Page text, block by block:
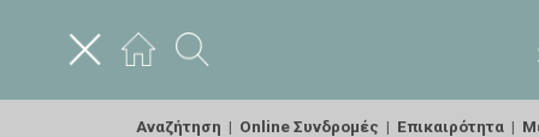
Αναζήτηση | Online Συνδρομές | Επικαιρότητα |